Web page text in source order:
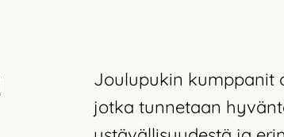
Joulupukin kumppanit
jotka tunnetaan